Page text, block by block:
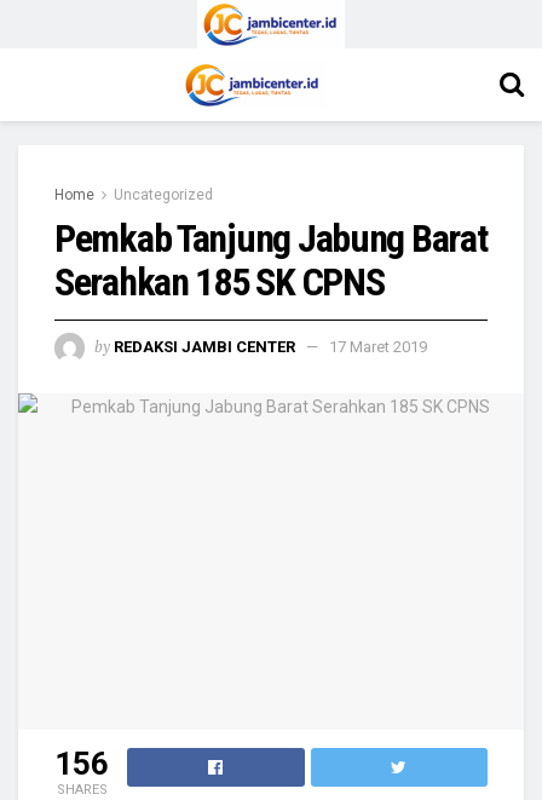
Home Uncategorized
Pemkab Tanjung Jabung Barat
Serahkan 185 SK CPNS
by REDAKSI JAMBI CENTER 17 Maret 2019
156
SHARES